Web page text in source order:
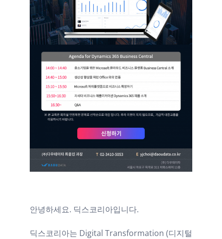
안녕하세요. 딕스코리아입니다.
딕스코리아는 Digital Transformation (디지털